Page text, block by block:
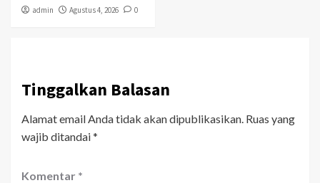
admin Agustus 4, 2026 0
Tinggalkan Balasan
Alamat email Anda tidak akan dipublikasikan. Ruas yang
wajib ditandai*
Komentar *